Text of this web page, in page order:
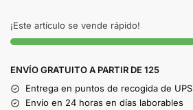
¡Este artículo se vende rápido!
ENVÍO GRATUITO A PARTIR DE 125
Entrega en puntos de recogida de UPS
Envío en 24 horas en días laborables